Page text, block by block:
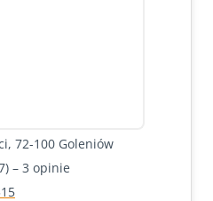
72-100 Goleniów
– 3 opinie